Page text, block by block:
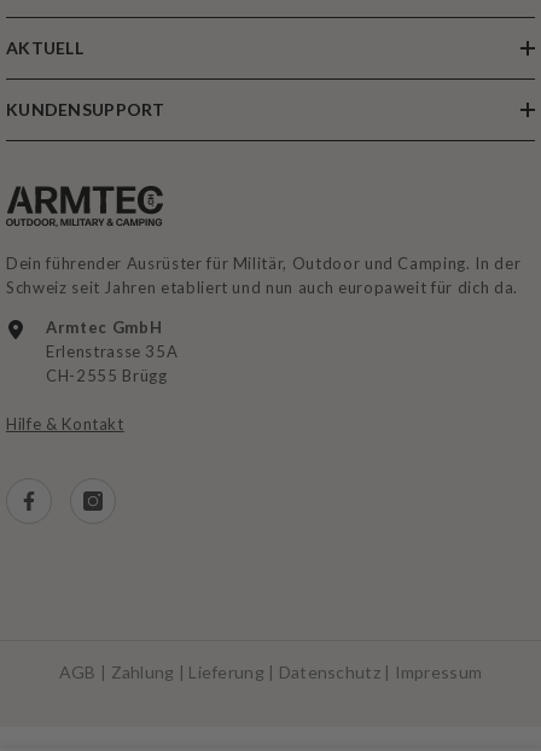
AKTUELL
KUNDENSUPPORT
Dein führender Ausrüster für Militär, Outdoor und Camping. In der
Schweiz seit Jahren etabliert und nun auch europaweit für dich da.
Armtec GmbH
Erlenstrasse 35A
CH-2555 Brügg
Hilfe & Kontakt
AGB | Zahlung | Lieferung | Datenschutz| Impressum